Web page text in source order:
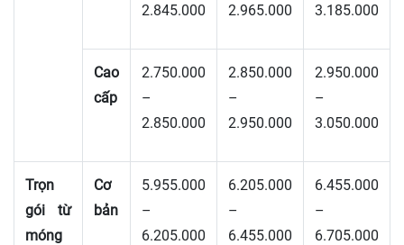
2.845.000
2.965.000
3.185.000
Cao
cấp
2.750.000
–
2.850.000
2.850.000
–
2.950.000
2.950.000
–
3.050.000
Trọn
gói từ
móng
Cơ
bản
5.955.000
–
6.205.000
6.205.000
–
6.455.000
6.455.000
–
6.705.000